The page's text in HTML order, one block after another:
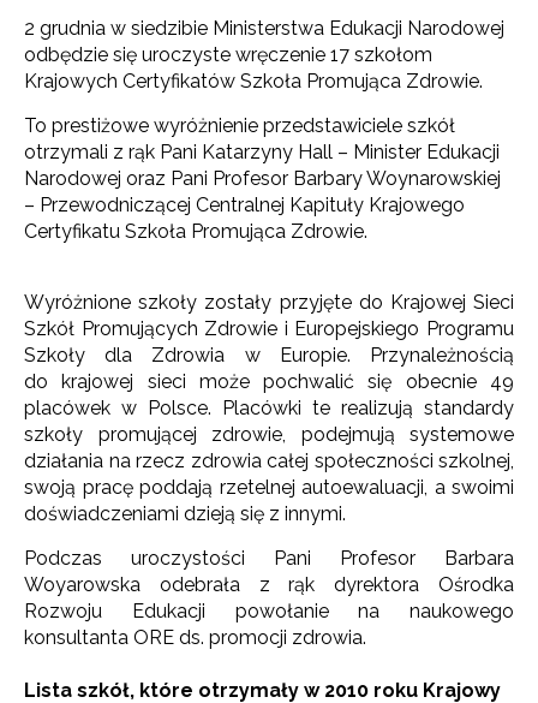
2 grudnia w siedzibie Ministerstwa Edukacji Narodowej
odbędzie się uroczyste wręczenie 17 szkołom
Krajowych Certyfikatów Szkoła Promująca Zdrowie.
To prestiżowe wyróżnienie przedstawiciele szkół
otrzymali z rąk Pani Katarzyny Hall – Minister Edukacji
Narodowej oraz Pani Profesor Barbary Woynarowskiej
– Przewodniczącej Centralnej Kapituły Krajowego
Certyfikatu Szkoła Promująca Zdrowie.
Wyróżnione szkoły zostały przyjęte do Krajowej Sieci
Szkół Promujących Zdrowie i Europejskiego Programu
Szkoły dla Zdrowia w Europie. Przynależnością
do krajowej sieci może pochwalić się obecnie 49
placówek w Polsce. Placówki te realizują standardy
szkoły promującej zdrowie, podejmują systemowe
działania na rzecz zdrowia całej społeczności szkolnej,
swoją pracę poddają rzetelnej autoewaluacji, a swoimi
doświadczeniami dzieją się z innymi.
Podczas uroczystości Pani Profesor Barbara
Woyarowska odebrała z rąk dyrektora Ośrodka
Rozwoju Edukacji powołanie na naukowego
konsultanta ORE ds. promocji zdrowia.
Lista szkół, które otrzymały w 2010 roku Krajowy